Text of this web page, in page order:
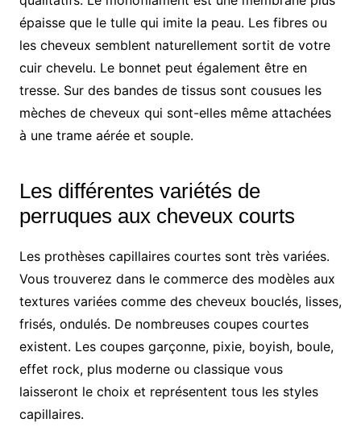
épaisse que le tulle qui imite la peau. Les fibres ou
les cheveux semblent naturellement sortit de votre
cuir chevelu. Le bonnet peut également être en
tresse. Sur des bandes de tissus sont cousues les
mèches de cheveux qui sont-elles même attachées
à une trame aérée et souple.
Les différentes variétés de
perruques aux cheveux courts
Les prothèses capillaires courtes sont très variées.
Vous trouverez dans le commerce des modèles aux
textures variées comme des cheveux bouclés, lisses,
frisés, ondulés. De nombreuses coupes courtes
existent. Les coupes garçonne, pixie, boyish, boule,
effet rock, plus moderne ou classique vous
laisseront le choix et représentent tous les styles
capillaires.